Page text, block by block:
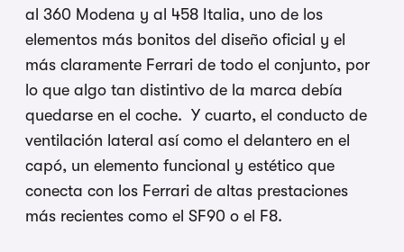
al 360 Modena y al 458 Italia, uno de los
elementos más bonitos del diseño oficial y el
más claramente Ferrari de todo el conjunto, por
lo que algo tan distintivo de la marca debía
quedarse en el coche. Y cuarto, el conducto de
ventilación lateral así como el delantero en el
capó, un elemento funcional y estético que
conecta con los Ferrari de altas prestaciones
más recientes como el SF90 o el F8.